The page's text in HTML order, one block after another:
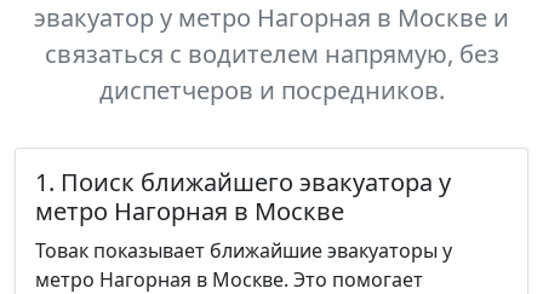
эвакуатор у метро Нагорная в Москве и
связаться с водителем напрямую, без
диспетчеров и посредников.
1. Поиск ближайшего эвакуатора у
метро Нагорная в Москве
Товак показывает ближайшие эвакуаторы у
метро Нагорная в Москве. Это помогает